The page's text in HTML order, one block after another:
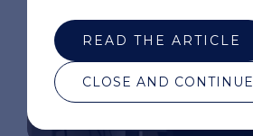
READ THE ARTICLE
CLOSE AND CONTINUE